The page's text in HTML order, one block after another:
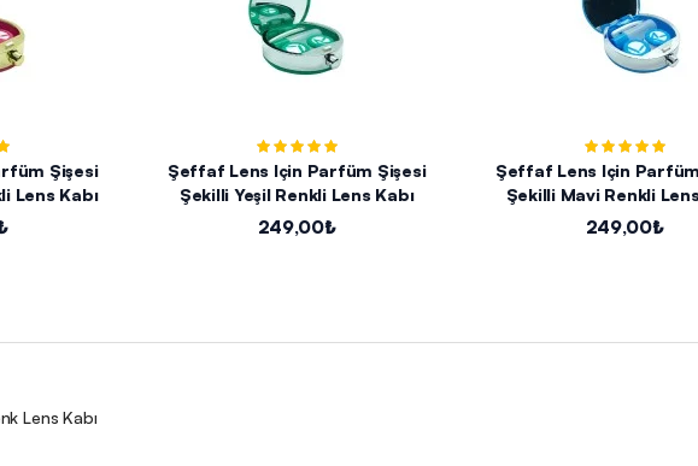
Şişesi
Lens Kabı
Şeffaf Lens Için Parfüm Şişesi
Şekilli Yeşil Renkli Lens Kabı
249,00₺
Şeffaf Lens Için
Şekilli Mavi Renkli
249,00₺
Lens Kabı